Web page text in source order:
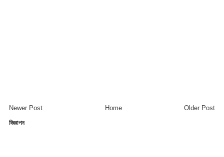
Newer Post Older Post
Home
বিজ্ঞাপন